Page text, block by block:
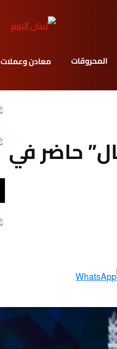
المحروقات معادن وعملات
حاضر في